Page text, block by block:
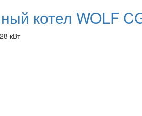
котел WOLF
кВт